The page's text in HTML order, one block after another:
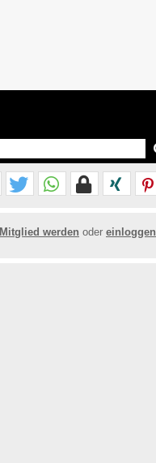
Mitglied werden oder einloggen